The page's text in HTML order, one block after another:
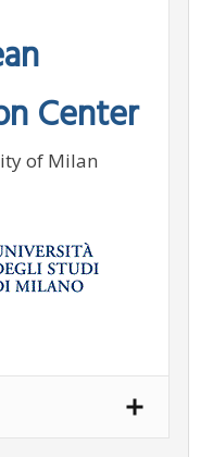
Center
of Milan